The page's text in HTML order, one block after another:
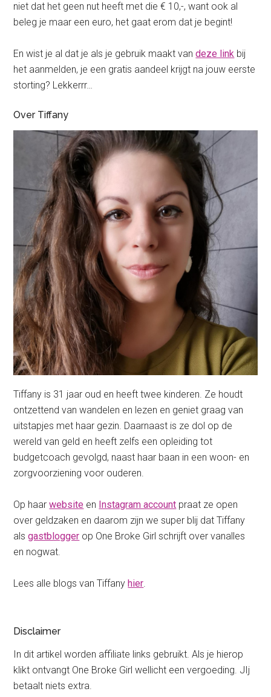
niet dat het geen nut heeft met die € 10,-, want ook al
beleg je maar een euro, het gaat erom dat je begint!
En wist je al dat je als je gebruik maakt vandeze link bij
het aanmelden, je een gratis aandeel krijgt na jouw eerste
storting? Lekkerrr…
Over Tiffany
Tiffany is 31 jaar oud en heeft twee kinderen. Ze houdt
ontzettend van wandelen en lezen en geniet graag van
uitstapjes met haar gezin. Daarnaast is ze dol op de
wereld van geld en heeft zelfs een opleiding tot
budgetcoach gevolgd, naast haar baan in een woon- en
zorgvoorziening voor ouderen.
Op haarwebsite en Instagram account praat ze open
over geldzaken en daarom zijn we super blij dat Tiffany
alsgastblogger op One Broke Girl schrijft over vanalles
en nogwat.
Lees alle blogs van Tiffanyhier
Disclaimer
In dit artikel worden affiliate links gebruikt. Als je hierop
klikt ontvangt One Broke Girl wellicht een vergoeding. JIj
betaalt niets extra.